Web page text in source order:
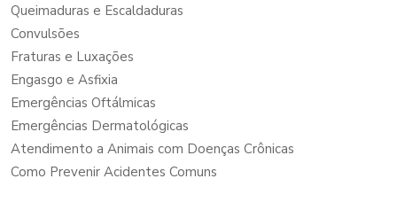
Queimaduras e Escaldaduras
Convulsões
Fraturas e Luxações
Engasgo e Asfixia
Emergências Oftálmicas
Emergências Dermatológicas
Atendimento a Animais com Doenças Crônicas
Como Prevenir Acidentes Comuns